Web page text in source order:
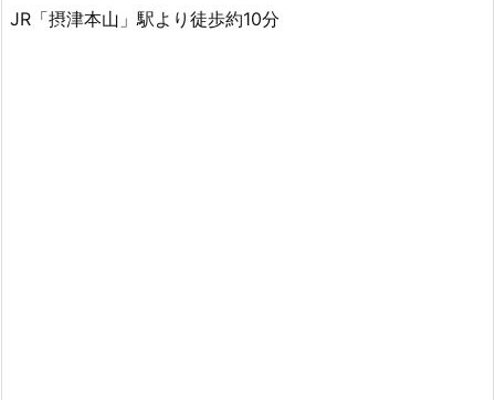
JR「摂津本山」駅より徒歩約10分